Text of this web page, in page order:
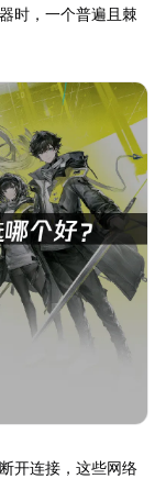
时，一个普遍且棘
开连接，这些网络